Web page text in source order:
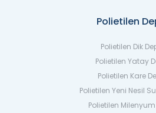
Polietilen
Polietilen Dik
Polietilen Yatay
Polietilen Kare
Polietilen Yeni Nesil
Polietilen